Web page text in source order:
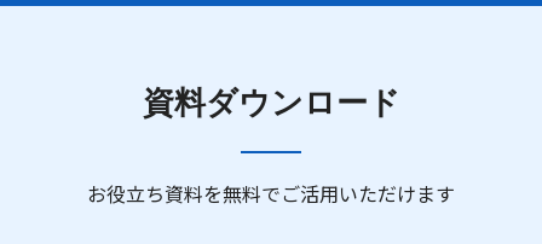
資料ダウンロード
お役立ち資料を無料でご活用いただけます